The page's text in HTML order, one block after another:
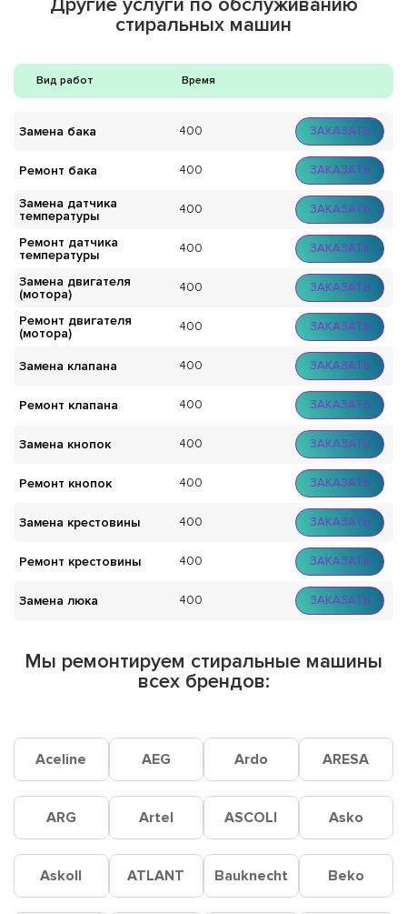
Другие услуги по обслуживанию
стиральных машин
Вид работ Время
Замена бака 400 ЗАКАЗАТЬ
Ремонт бака 400 ЗАКАЗАТЬ
Замена датчика
температуры
400 ЗАКАЗАТЬ
Ремонт датчика
температуры
400 ЗАКАЗАТЬ
Замена двигателя
(мотора)
400 ЗАКАЗАТЬ
Ремонт двигателя
(мотора)
400 ЗАКАЗАТЬ
Замена клапана 400 ЗАКАЗАТЬ
Ремонт клапана 400 ЗАКАЗАТЬ
Замена кнопок 400 ЗАКАЗАТЬ
Ремонт кнопок 400 ЗАКАЗАТЬ
Замена крестовины 400 ЗАКАЗАТЬ
Ремонт крестовины 400 ЗАКАЗАТЬ
Замена люка 400 ЗАКАЗАТЬ
Мы ремонтируем стиральные машины
всех брендов:
Aceline AEG Ardo ARESA
ARG Artel ASCOLI Asko
Askoll ATLANT Bauknecht Beko